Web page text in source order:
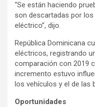
“Se están haciendo
son descartadas por
eléctrico”, dijo.
República Dominicana
eléctricos, registrando
comparación con 2019
incremento estuvo
los vehículos y el de las
Oportunidades